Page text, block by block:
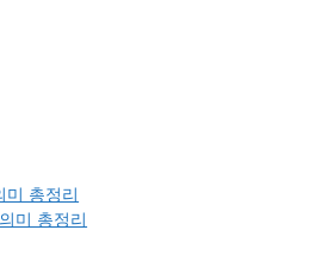
미 총정리
미 총정리